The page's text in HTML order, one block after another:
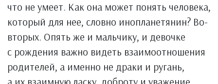
что не умеет. Как она может понять человека,
который для нее, словно инопланетянин? Во-
вторых. Опять же и мальчику, и девочке
с рождения важно видеть взаимоотношения
родителей, а именно не драки и ругань,